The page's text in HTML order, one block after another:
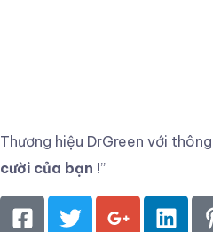
Thương hiệu DrGreen với
cười của bạn !”